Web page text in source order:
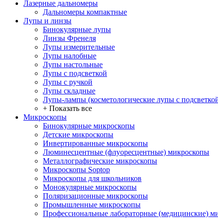
Лазерные дальномеры
Дальномеры компактные
Лупы и линзы
Бинокулярные лупы
Линзы Френеля
Лупы измерительные
Лупы налобные
Лупы настольные
Лупы с подсветкой
Лупы с ручкой
Лупы складные
Лупы-лампы (косметологические лупы с
+ Показать все
Микроскопы
Бинокулярные микроскопы
Детские микроскопы
Инвертированные микроскопы
Люминесцентные (флуоресцентные) микроскопы
Металлографические микроскопы
Микроскопы Soptop
Микроскопы для школьников
Монокулярные микроскопы
Поляризационные микроскопы
Промышленные микроскопы
Профессиональные лабораторные (медицинские)